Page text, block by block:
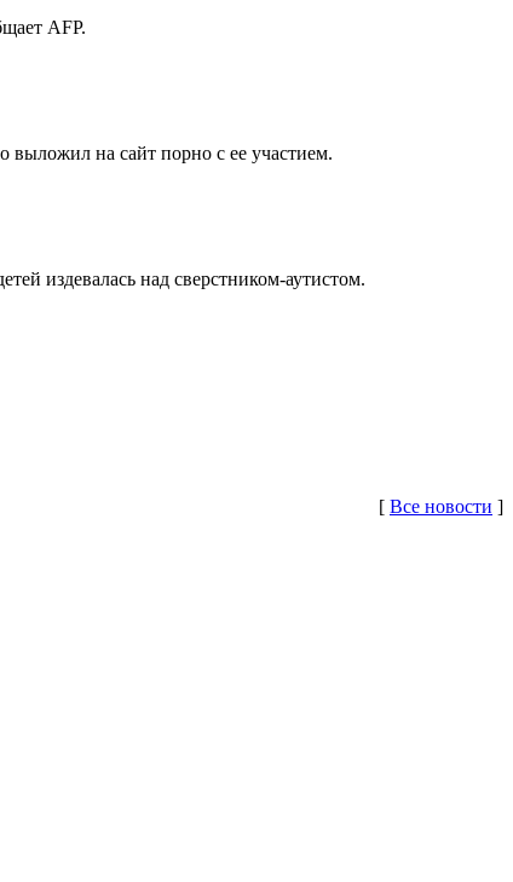
AFP.
выложил на сайт порно с ее участием.
издевалась над сверстником-аутистом.
[ Все новости ]